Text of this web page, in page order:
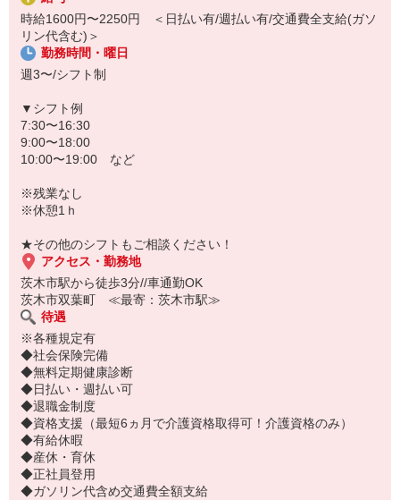
▼こんな方におすすめ
・高齢者の方とじっくり関わりたい
・家事や会話が苦にならない
・認知症ケアに興味がある
難しい対応はありません
未経験スタートのスタッフ多数！
わからないことは先輩スタッフが丁寧に教えますのでご安心くださ
い◎
時給1600円〜2250円 ＜日払い有/週払い有/交通費全支給(ガソ
リン代含む)＞
勤務時間・曜日
週3〜/シフト制
▼シフト例
7:30〜16:30
9:00〜18:00
10:00〜19:00 など
※残業なし
※休憩1ｈ
★その他のシフトもご相談ください！
アクセス・勤務地
茨木市駅から徒歩3分//車通勤OK
茨木市双葉町 ≪最寄：茨木市駅≫
待遇
※各種規定有
◆社会保険完備
◆無料定期健康診断
◆日払い・週払い可
◆退職金制度
◆資格支援（最短6ヵ月で介護資格取得可！介護資格のみ）
◆有給休暇
◆産休・育休
◆正社員登用
◆ガソリン代含め交通費全額支給